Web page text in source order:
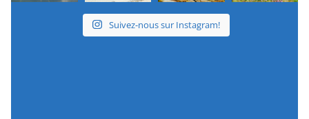
Suivez-nous sur Instagram!